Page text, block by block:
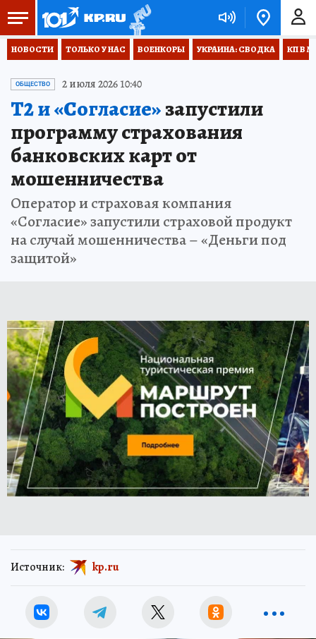
НОВОСТИ ТОЛЬКО У НАС ВОЕНКОРЫ УКРАИНА: СВОДКА КП В
ОБЩЕСТВО 2 июля 2026 10:40
Т2 и «Согласие»запустили
программу страхования
банковских карт от
мошенничества
Оператор и страховая компания
«Согласие» запустили страховой продукт
на случай мошенничества – «Деньги под
защитой»
Источник: kp.ru